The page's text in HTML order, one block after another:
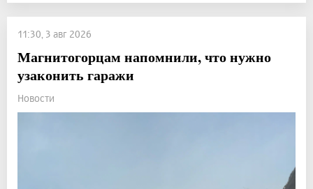
11:30, 3 авг 2026
Магнитогорцам напомнили, что нужно
узаконить гаражи
Новости